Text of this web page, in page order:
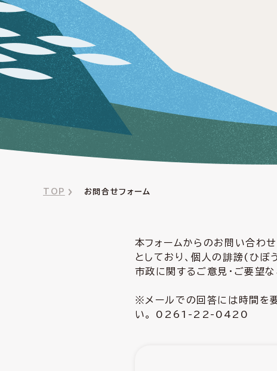
TOP お問合せフォーム
本フォームからのお問い合わ
としており、個人の誹謗(ひぼ
市政に関するご意見・ご要望な
※メールでの回答には時間を
い。 0261-22-0420